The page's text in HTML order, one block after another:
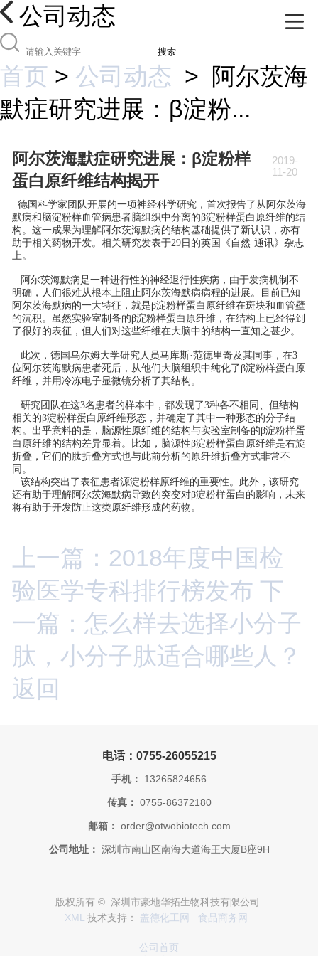
公司动态
搜索
首页 > 公司动态 >
阿尔茨海
默症研究进展：β淀粉...
阿尔茨海默症研究进展：β淀粉样
蛋白原纤维结构揭开
2019-
11-20
德国科学家团队开展的一项神经科学研究，首次报告了从阿尔茨海
默病和脑淀粉样血管病患者脑组织中分离的β淀粉样蛋白原纤维的结
构。这一成果为理解阿尔茨海默病的结构基础提供了新认识，亦有
助于相关药物开发。相关研究发表于29日的英国《自然·通讯》杂志
上。
阿尔茨海默病是一种进行性的神经退行性疾病，由于发病机制不
明确，人们很难从根本上阻止阿尔茨海默病病程的进展。目前已知
阿尔茨海默病的一大特征，就是β淀粉样蛋白原纤维在斑块和血管壁
的沉积。虽然实验室制备的β淀粉样蛋白原纤维，在结构上已经得到
了很好的表征，但人们对这些纤维在大脑中的结构一直知之甚少。
此次，德国乌尔姆大学研究人员马库斯·范德里奇及其同事，在3
位阿尔茨海默病患者死后，从他们大脑组织中纯化了β淀粉样蛋白原
纤维，并用冷冻电子显微镜分析了其结构。
研究团队在这3名患者的样本中，都发现了3种各不相同、但结构
相关的β淀粉样蛋白原纤维形态，并确定了其中一种形态的分子结
构。出乎意料的是，脑源性原纤维的结构与实验室制备的β淀粉样蛋
白原纤维的结构差异显着。比如，脑源性β淀粉样蛋白原纤维是右旋
折叠，它们的肽折叠方式也与此前分析的原纤维折叠方式非常不
同。
该结构突出了表征患者源淀粉样原纤维的重要性。此外，该研究
还有助于理解阿尔茨海默病导致的突变对β淀粉样蛋白的影响，未来
将有助于开发防止这类原纤维形成的药物。
上一篇：2018年度中国检
验医学专科排行榜发布 下
一篇：怎么样去选择小分子
肽，小分子肽适合哪些人？
返回
电话：0755-26055215
手机： 13265824656
传真： 0755-86372180
邮箱： order@otwobiotech.com
公司地址： 深圳市南山区南海大道海王大厦B座9H
版权所有 © 深圳市豪地华拓生物科技有限公司
XML 技术支持： 盖德化工网 食品商务网
公司首页